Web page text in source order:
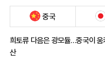
중국
희토류 다음은 광모듈…중국이
산